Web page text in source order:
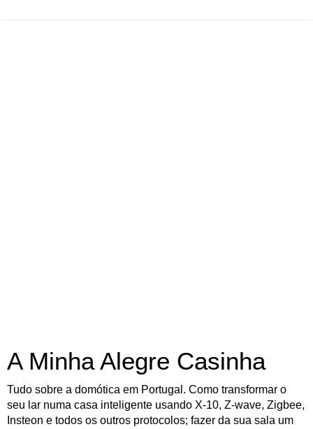
A Minha Alegre Casinha
Tudo sobre a domótica em Portugal. Como transformar o
seu lar numa casa inteligente usando X-10, Z-wave, Zigbee,
Insteon e todos os outros protocolos; fazer da sua sala um